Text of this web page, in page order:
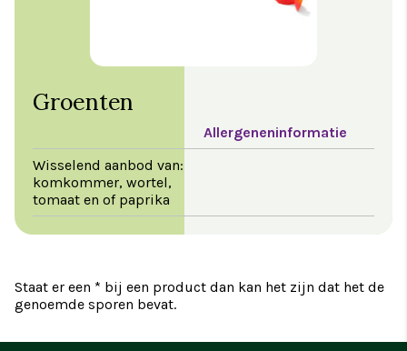
Groenten
Allergeneninformatie
Wisselend aanbod van:
komkommer, wortel,
tomaat en of paprika
Staat er een * bij een product dan kan het zijn dat het de
genoemde sporen bevat.